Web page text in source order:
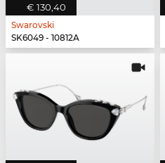
€ 130,40
Swarovski
SK6049 - 10812A